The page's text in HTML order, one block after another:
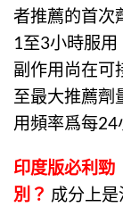
者推薦的首次
1至3小時服
副作用尚在可
至最大推薦劑
用頻率爲每24
印度版必利勁
別？ 成分上